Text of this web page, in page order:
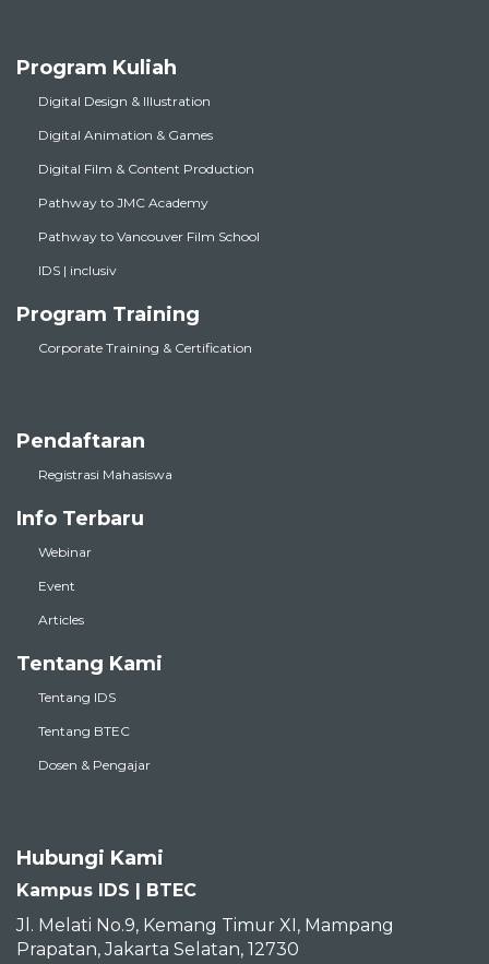
Program Kuliah
Digital Design & Illustration
Digital Animation & Games
Digital Film & Content Production
Pathway to JMC Academy
Pathway to Vancouver Film School
IDS | inclusiv
Program Training
Corporate Training & Certification
Pendaftaran
Registrasi Mahasiswa
Info Terbaru
Webinar
Event
Articles
Tentang Kami
Tentang IDS
Tentang BTEC
Dosen & Pengajar
Hubungi Kami
Kampus IDS | BTEC
Jl. Melati No.9, Kemang Timur XI, Mampang
Prapatan, Jakarta Selatan, 12730